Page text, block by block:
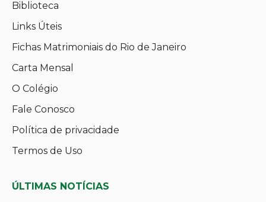
Biblioteca
Links Úteis
Fichas Matrimoniais do Rio de Janeiro
Carta Mensal
O Colégio
Fale Conosco
Política de privacidade
Termos de Uso
ÚLTIMAS NOTÍCIAS